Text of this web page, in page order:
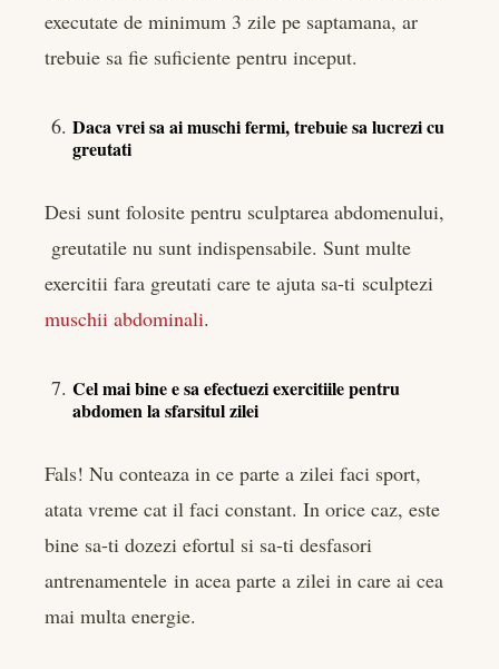
executate de minimum 3 zile pe saptamana, ar
trebuie sa fie suficiente pentru inceput.
Daca vrei sa ai muschi fermi, trebuie sa lucrezi cu
greutati
Desi sunt folosite pentru sculptarea abdomenului,
greutatile nu sunt indispensabile. Sunt multe
exercitii fara greutati care te ajuta sa-ti sculptezi
muschii abdominali.
Cel mai bine e sa efectuezi exercitiile pentru
abdomen la sfarsitul zilei
Fals! Nu conteaza in ce parte a zilei faci sport,
atata vreme cat il faci constant. In orice caz, este
bine sa-ti dozezi efortul si sa-ti desfasori
antrenamentele in acea parte a zilei in care ai cea
mai multa energie.